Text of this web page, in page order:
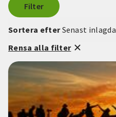
Filter
Sortera efterSenast inlagda
Rensa alla filter